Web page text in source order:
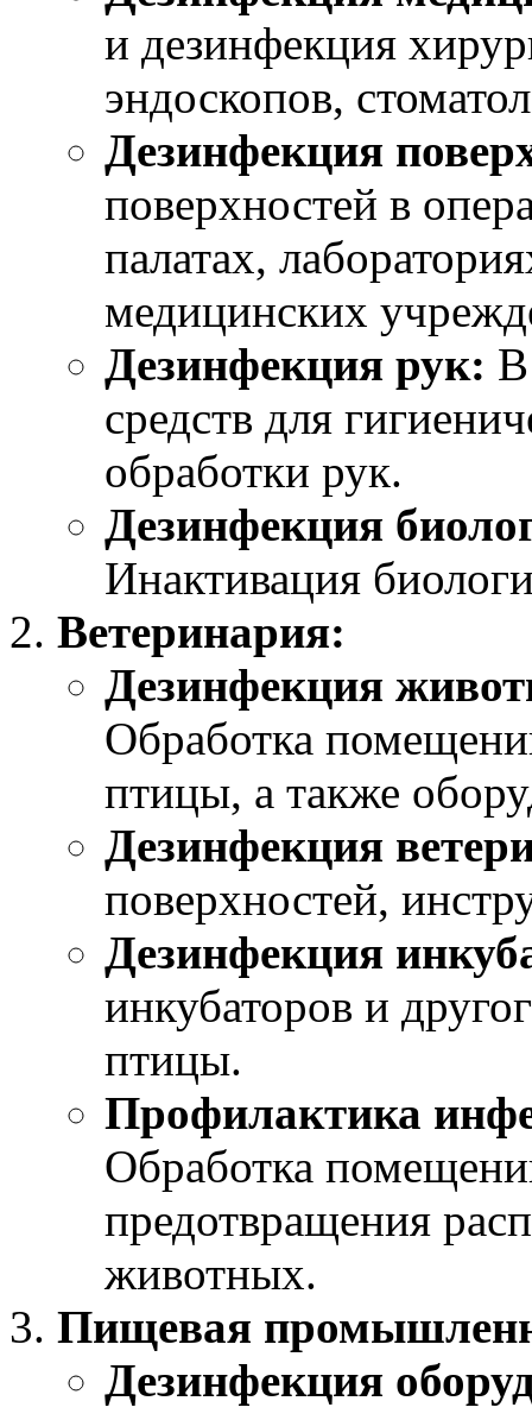
и дезинфекция
эндоскопов,
Дезинфекция
поверхностей в
палатах,
медицинских
Дезинфекция рук: В
средств для
обработки рук.
Дезинфекция
Инактивация
Ветеринария:
Дезинфекция
Обработка
птицы, а также
Дезинфекция
поверхностей,
Дезинфекция
инкубаторов и
птицы.
Профилактика
Обработка
предотвращения
животных.
Пищевая
Дезинфекция